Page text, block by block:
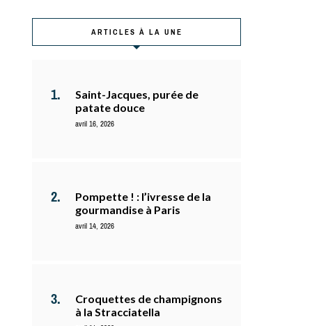
ARTICLES À LA UNE
Saint-Jacques, purée de
patate douce
avril 16, 2026
Pompette ! : l’ivresse de la
gourmandise à Paris
avril 14, 2026
Croquettes de champignons
à la Stracciatella